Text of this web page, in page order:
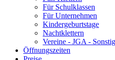
Für Schulklassen
Für Unternehmen
Kindergeburtstage
Nachtklettern
Vereine - JGA -
Öffnungszeiten